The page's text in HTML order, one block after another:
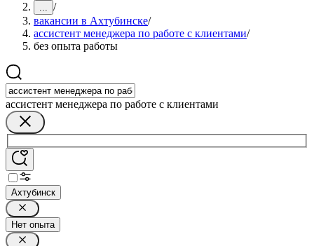
... /
вакансии в Ахтубинске/
ассистент менеджера по работе с клиентами/
без опыта работы
ассистент менеджера по работе с клиентами
Ахтубинск
Нет опыта